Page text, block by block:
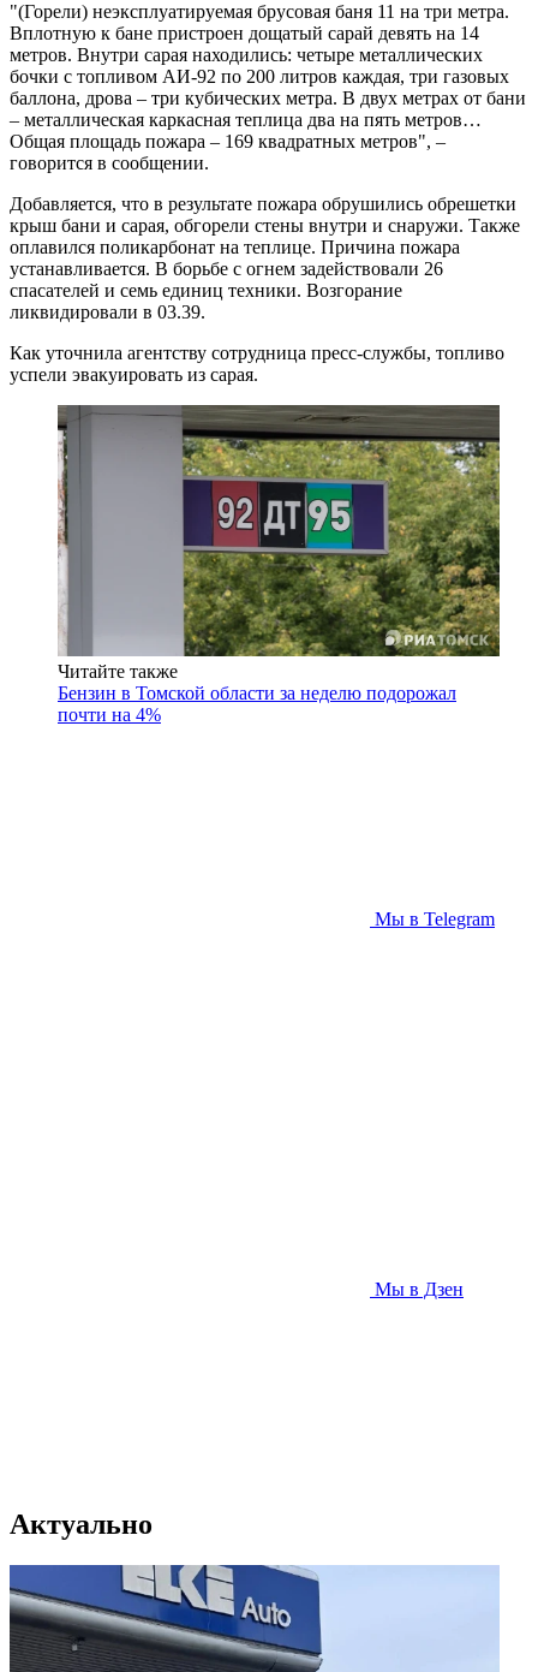
"(Горели) неэксплуатируемая брусовая баня 11 на три метра.
Вплотную к бане пристроен дощатый сарай девять на 14
метров. Внутри сарая находились: четыре металлических
бочки с топливом АИ-92 по 200 литров каждая, три газовых
баллона, дрова – три кубических метра. В двух метрах от бани
– металлическая каркасная теплица два на пять метров…
Общая площадь пожара – 169 квадратных метров", –
говорится в сообщении.
Добавляется, что в результате пожара обрушились обрешетки
крыш бани и сарая, обгорели стены внутри и снаружи. Также
оплавился поликарбонат на теплице. Причина пожара
устанавливается. В борьбе с огнем задействовали 26
спасателей и семь единиц техники. Возгорание
ликвидировали в 03.39.
Как уточнила агентству сотрудница пресс-службы, топливо
успели эвакуировать из сарая.
Читайте также
Бензин в Томской области за неделю подорожал
почти на 4%
Мы в Telegram
Мы в Дзен
Актуально